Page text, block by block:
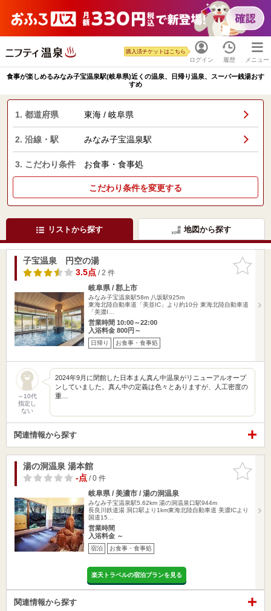
ログイン
購入済チケットはこちら
履歴 メニュー
食事が楽しめるみなみ子宝温泉駅(岐阜県)近くの温泉、日帰り温泉、スーパー銭湯おす
すめ
1. 都道府県 東海 / 岐阜県
2. 沿線・駅 みなみ子宝温泉駅
3. こだわり条件 お食事・食事処
こだわり条件を変更する
リストから探す 地図から探す
お気に入
りに追加
子宝温泉 円空の湯
3.5点/ 2 件
岐阜県 / 郡上市
みなみ子宝温泉駅58m 八坂駅925m
東海北陸自動車道「美並IC」より約10分 東海北陸自動車道
「美濃I…
営業時間 10:00～22:00
入浴料金 800円～
日帰り お食事・食事処
～10代
指定し
ない
2024年9月に閉館した日本まん真ん中温泉がリニューアルオープ
ンしていました。真ん中の定義は色々とありますが、人工密度の
重…
関連情報から探す
お気に入
りに追加
湯の洞温泉 湯本館
-点/ 0 件
岐阜県 / 美濃市 / 湯の洞温泉
みなみ子宝温泉駅5.62km 湯の洞温泉口駅944m
長良川鉄道湯 洞口駅より1km東海北陸自動車道 美濃ICより
国道15…
営業時間
入浴料金 ～
宿泊 お食事・食事処
楽天トラベルの宿泊プランを見る
関連情報から探す